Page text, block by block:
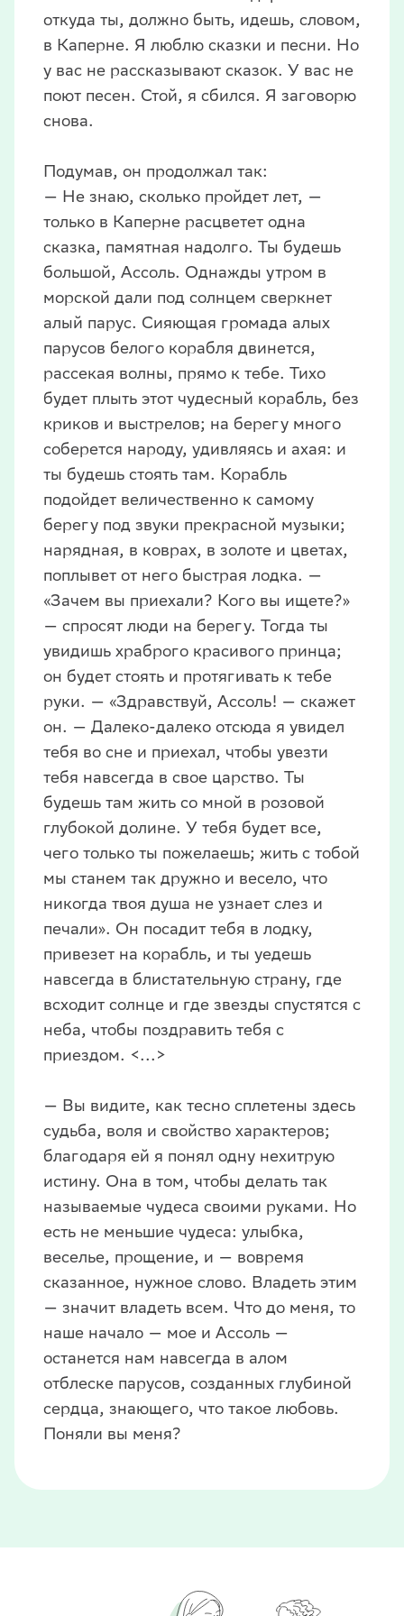
откуда ты, должно быть, идешь, словом,
в Каперне. Я люблю сказки и песни. Но
у вас не рассказывают сказок. У вас не
поют песен. Стой, я сбился. Я заговорю
снова.
Подумав, он продолжал так:
— Не знаю, сколько пройдет лет, —
только в Каперне расцветет одна
сказка, памятная надолго. Ты будешь
большой, Ассоль. Однажды утром в
морской дали под солнцем сверкнет
алый парус. Сияющая громада алых
парусов белого корабля двинется,
рассекая волны, прямо к тебе. Тихо
будет плыть этот чудесный корабль, без
криков и выстрелов; на берегу много
соберется народу, удивляясь и ахая: и
ты будешь стоять там. Корабль
подойдет величественно к самому
берегу под звуки прекрасной музыки;
нарядная, в коврах, в золоте и цветах,
поплывет от него быстрая лодка. —
«Зачем вы приехали? Кого вы ищете?»
— спросят люди на берегу. Тогда ты
увидишь храброго красивого принца;
он будет стоять и протягивать к тебе
руки. — «Здравствуй, Ассоль! — скажет
он. — Далеко-далеко отсюда я увидел
тебя во сне и приехал, чтобы увезти
тебя навсегда в свое царство. Ты
будешь там жить со мной в розовой
глубокой долине. У тебя будет все,
чего только ты пожелаешь; жить с тобой
мы станем так дружно и весело, что
никогда твоя душа не узнает слез и
печали». Он посадит тебя в лодку,
привезет на корабль, и ты уедешь
навсегда в блистательную страну, где
всходит солнце и где звезды спустятся с
неба, чтобы поздравить тебя с
приездом. <...>
— Вы видите, как тесно сплетены здесь
судьба, воля и свойство характеров;
благодаря ей я понял одну нехитрую
истину. Она в том, чтобы делать так
называемые чудеса своими руками. Но
есть не меньшие чудеса: улыбка,
веселье, прощение, и — вовремя
сказанное, нужное слово. Владеть этим
— значит владеть всем. Что до меня, то
наше начало — мое и Ассоль —
останется нам навсегда в алом
отблеске парусов, созданных глубиной
сердца, знающего, что такое любовь.
Поняли вы меня?